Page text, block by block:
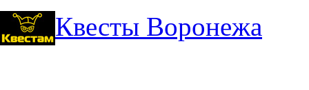
Квесты Воронежа